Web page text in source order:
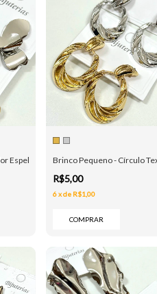
Espelhada - Dourado e Prata
Brinco Pequeno - Círculo
R$5,00
6xde R$1,00
COMPRAR